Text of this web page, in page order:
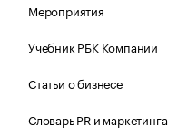
Мероприятия
Учебник РБК Компании
Статьи о бизнесе
Словарь PR и маркетинга